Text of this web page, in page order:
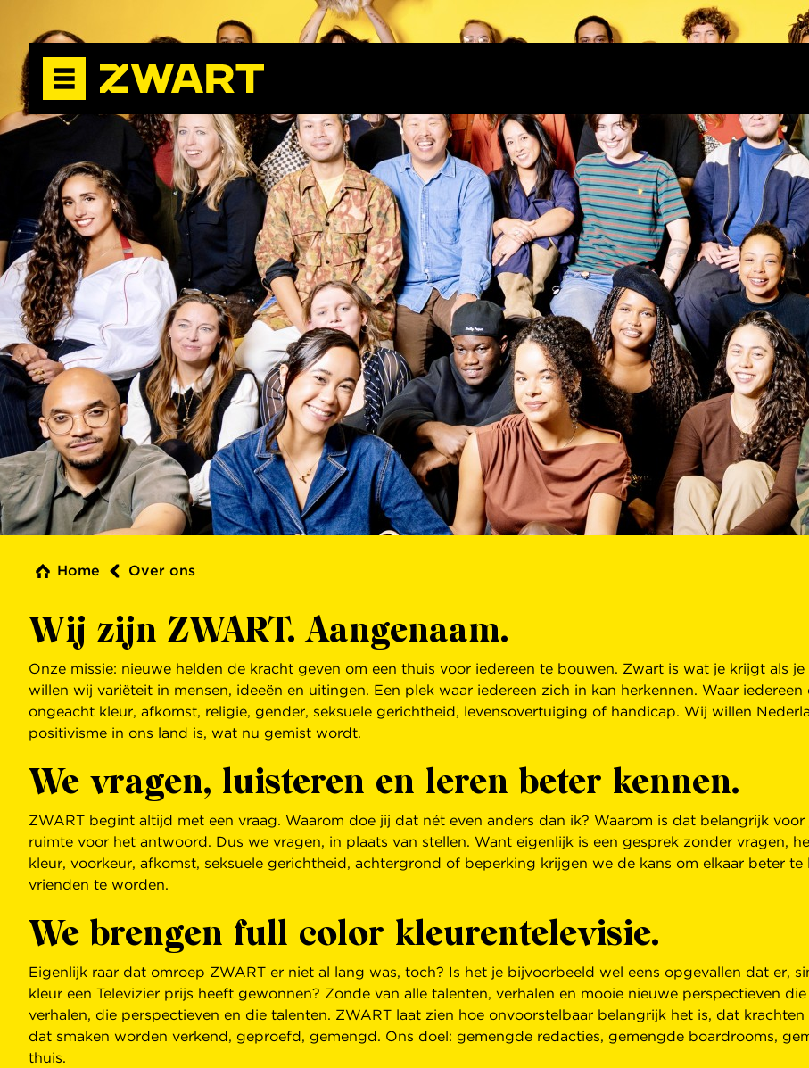
Home Over ons
Wij zijn ZWART. Aangenaam.
Onze missie: nieuwe helden de kracht geven om een thuis voor iedereen te bouwen. Zwart is wat je krijgt als
willen wij variëteit in mensen, ideeën en uitingen. Een plek waar iedereen zich in kan herkennen. Waar
ongeacht kleur, afkomst, religie, gender, seksuele gerichtheid, levensovertuiging of handicap. Wij willen
positivisme in ons land is, wat nu gemist wordt.
We vragen, luisteren en leren beter kennen.
ZWART begint altijd met een vraag. Waarom doe jij dat nét even anders dan ik? Waarom is dat belangrijk
ruimte voor het antwoord. Dus we vragen, in plaats van stellen. Want eigenlijk is een gesprek zonder vragen,
kleur, voorkeur, afkomst, seksuele gerichtheid, achtergrond of beperking krijgen we de kans om elkaar beter
vrienden te worden.
We brengen full color kleurentelevisie.
Eigenlijk raar dat omroep ZWART er niet al lang was, toch? Is het je bijvoorbeeld wel eens opgevallen dat er,
kleur een Televizier prijs heeft gewonnen? Zonde van alle talenten, verhalen en mooie nieuwe perspectieven
verhalen, die perspectieven en die talenten. ZWART laat zien hoe onvoorstelbaar belangrijk het is, dat
dat smaken worden verkend, geproefd, gemengd. Ons doel: gemengde redacties, gemengde boardrooms,
thuis.